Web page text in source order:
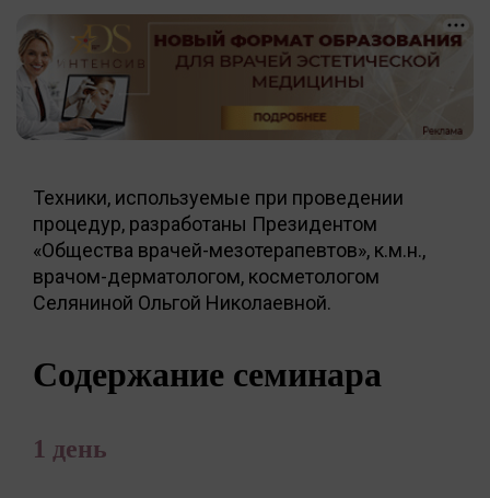
Техники, используемые при проведении
процедур, разработаны Президентом
«Общества врачей-мезотерапевтов», к.м.н.,
врачом-дерматологом, косметологом
Селяниной Ольгой Николаевной.
Содержание семинара
1 день